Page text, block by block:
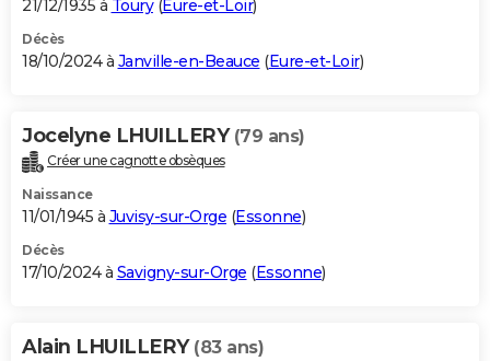
21/12/1935 à Toury(Eure-et-Loir)
Décès
18/10/2024 à Janville-en-Beauce (Eure-et-Loir)
Jocelyne LHUILLERY (79 ans)
Créer une cagnotte obsèques
Naissance
11/01/1945 à Juvisy-sur-Orge (Essonne)
Décès
17/10/2024 à Savigny-sur-Orge (Essonne)
Alain LHUILLERY (83 ans)